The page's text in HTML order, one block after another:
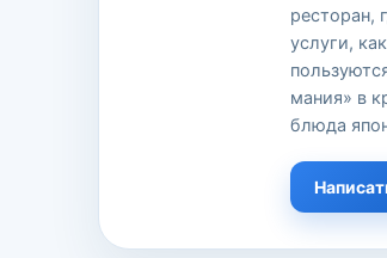
ресторан,
услуги,
мания» в
блюда